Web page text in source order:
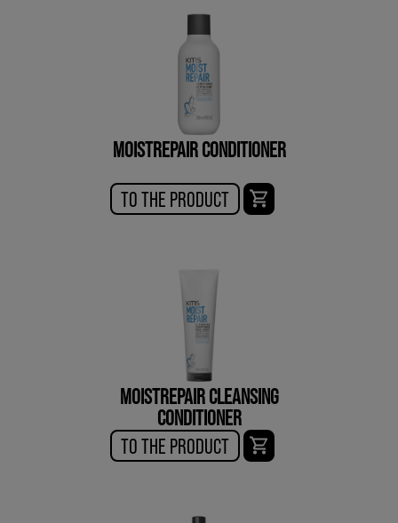
MOISTREPAIR CONDITIONER
TO THE PRODUCT
MOISTREPAIR CLEANSING
CONDITIONER
TO THE PRODUCT